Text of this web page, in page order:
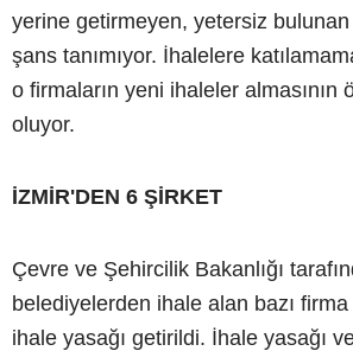
yerine getirmeyen, yetersiz
şans tanımıyor. İhalelere
o firmaların yeni ihaleler almasının
oluyor.
İZMİR'DEN 6 ŞİRKET
Çevre ve Şehircilik Bakanlığı
belediyelerden ihale alan bazı
ihale yasağı getirildi. İhale yasağı